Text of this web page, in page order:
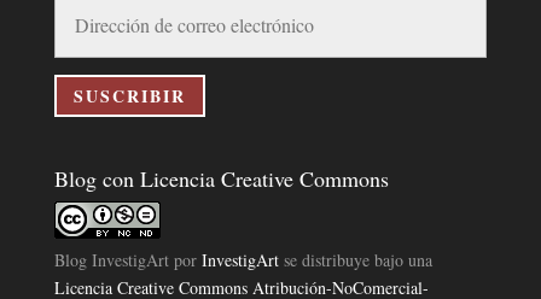
correo
electrónico
SUSCRIBIR
Blog con Licencia Creative Commons
Blog InvestigArtpor InvestigArtse distribuye bajo una
Licencia Creative Commons Atribución-NoComercial-